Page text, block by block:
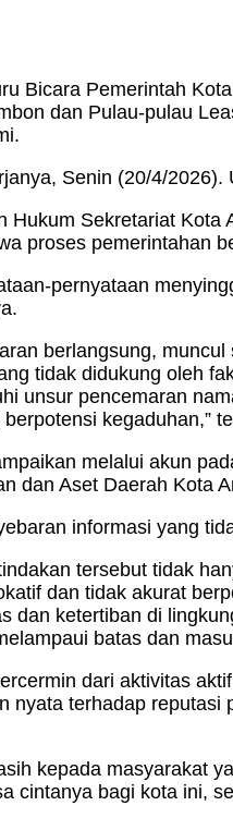
Bicara Pemerintah
dan Pulau-pulau
Senin (20/4/
Hukum Sekretariat
proses pemerintahan
pernyataan
berlangsung,
tidak didukung oleh
unsur pencemaran
kegaduhan,”
melalui akun
dan Aset Daerah Kota
informasi yang
tersebut tidak
dan tidak akurat
dan ketertiban di
batas dan
dari aktivitas
nyata terhadap
kepada masyarakat
cintanya bagi kota ini,